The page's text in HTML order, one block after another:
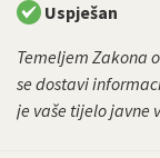
Uspješan
Temeljem Zakona
se dostavi
je vaše tijelo javne